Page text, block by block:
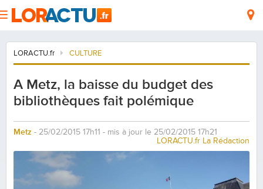
LORACTU.fr CULTURE
A Metz, la baisse du budget des
bibliothèques fait polémique
Metz - 25/02/2015 17h11 - mis à jour le 25/02/2015 17h21
LORACTU.fr La Rédaction